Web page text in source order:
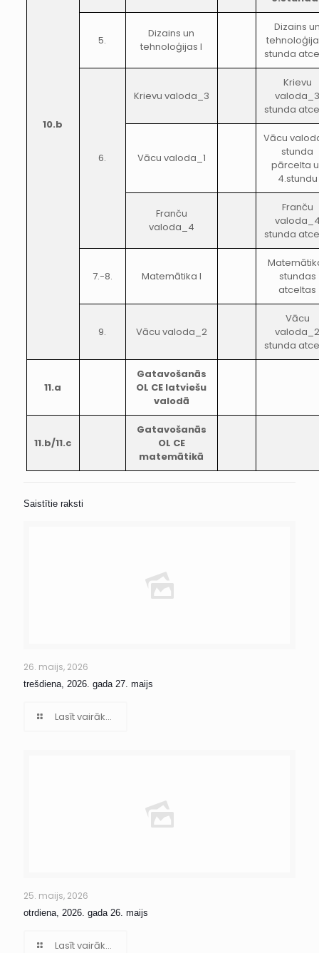
10.b
5.
Dizains un
tehnoloģijas I
Dizains
stunda
6.
Krievu valoda_3
Krievu
stunda
Vācu valoda_1
Vācu
stunda
pārcelta
4.stundu
Franču
valoda_4
Franču
stunda
7.-8. Matemātika I
stundas
atceltas
9. Vācu valoda_2
Vācu
stunda
11.a
Gatavošanās
OL CE latviešu
valodā
11.b/11.c
Gatavošanās
OL CE
matemātikā
Saistītie raksti
26. maijs, 2026
trešdiena, 2026. gada 27. maijs
Lasīt vairāk...
25. maijs, 2026
otrdiena, 2026. gada 26. maijs
Lasīt vairāk...